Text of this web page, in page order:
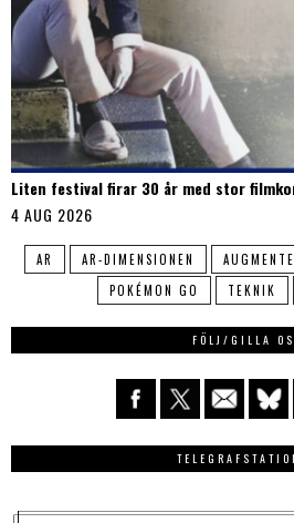
Liten festival firar 30 år med stor
4 AUG 2026
AR AR-DIMENSIONEN
POKÉMON GO
TEKNIK
FÖLJ/GILLA